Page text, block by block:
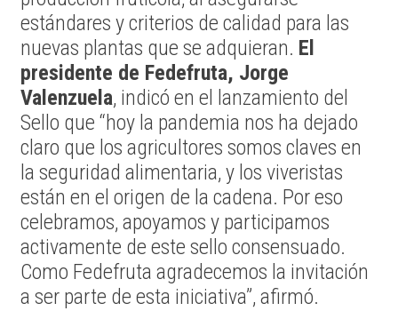
estándares y criterios de calidad para las
nuevas plantas que se adquieran. El
presidente de Fedefruta, Jorge
Valenzuela, indicó en el lanzamiento del
Sello que “hoy la pandemia nos ha dejado
claro que los agricultores somos claves en
la seguridad alimentaria, y los viveristas
están en el origen de la cadena. Por eso
celebramos, apoyamos y participamos
activamente de este sello consensuado.
Como Fedefruta agradecemos la invitación
a ser parte de esta iniciativa”, afirmó.